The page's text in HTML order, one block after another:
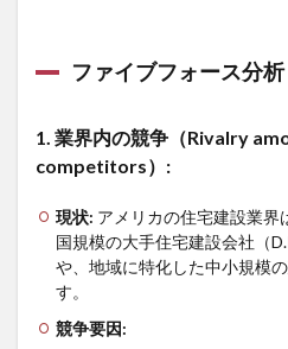
ファイブフォース分析
1. 業界内の競争（Rivalry
competitors） :
現状: アメリカの住宅建設業界
国規模の大手住宅建設会社（
や、地域に特化した中小規模
す。
競争要因: